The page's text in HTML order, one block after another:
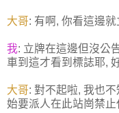
大哥: 有啊, 你看這邊
我: 立牌在這邊但沒公
車到這才看到標誌耶,
大哥: 對不起啦, 我也
始要派人在此站崗禁止